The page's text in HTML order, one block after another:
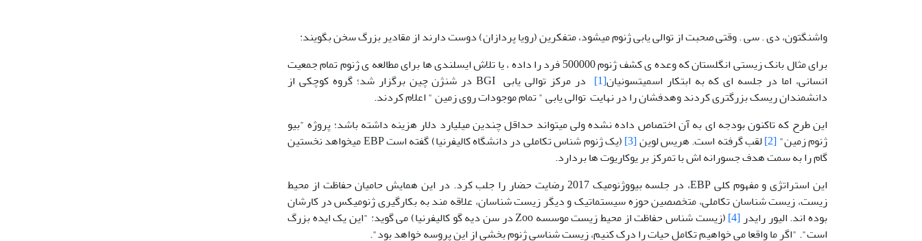
واشنگتون، دی . سی . وقتی صحبت از توالی یابی ژنوم می­­شود، متفکرین (رویا پردازان) دوست دارند از مقادیر بزرگ سخن بگویند:
برای مثال بانک زیستی انگلستان که وعده ی کشف ژنوم 500000 فرد را داده ، یا تلاش ایسلندی ها برای مطالعه ی ژنوم تمام جمعیت
انسانی، اما در جلسه ای که به ابتکار اسمیتسونیان[1]
در مرکز توالی یابی BGI در شنژن چین برگزار شد؛ گروه کوچکی از
دانشمندان ریسک بزرگتری کردند وهدفشان را در نهایت توالی یابی " تمام موجودات روی زمین " اعلام کردند.
این طرح که تاکنون بودجه ای به آن اختصاص داده نشده ولی میتواند حداقل چندین میلیارد دلار هزینه داشته باشد؛ پروژه "بیو
ژنوم زمین"[2] لقب گرفته است. هریس لوین[3]
(یک ژنوم شناس تکاملی در دانشگاه کالیفرنیا) گفته است EBP می­خواهد نخستین
گام را به سمت هدف جسورانه اش با تمرکز بر یوکاریوت ها بردارد.
این استراتژی و مفهوم کلی EBP، در جلسه بیووژنومیک 2017 رضایت حضار را جلب کرد. در این همایش حامیان حفاظت از محیط
زیست، زیست شناسان تکاملی، متخصصین حوزه سیستماتیک و دیگر زیست شناسان، علاقه مند به بکارگیری ژنومیکس در کارشان
بوده اند. الیور رایدر[4]
(زیست شناس حفاظت از محیط زیست موسسه Zoo در سن دیه گو کالیفرنیا) می گوید: "این یک ایده بزرگ
است". "اگر ما واقعا می خواهیم تکامل حیات را درک کنیم، زیست شناسی ژنوم بخشی از این پروسه خواهد بود".